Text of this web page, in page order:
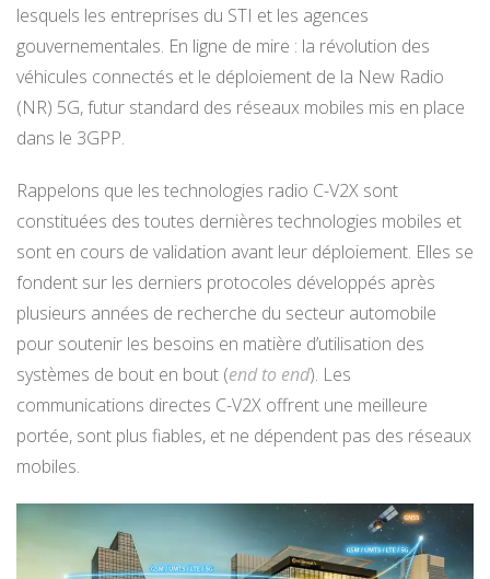
lesquels les entreprises du STI et les agences
gouvernementales. En ligne de mire : la révolution des
véhicules connectés et le déploiement de la New Radio
(NR) 5G, futur standard des réseaux mobiles mis en place
dans le 3GPP.
Rappelons que les technologies radio C-V2X sont
constituées des toutes dernières technologies mobiles et
sont en cours de validation avant leur déploiement. Elles se
fondent sur les derniers protocoles développés après
plusieurs années de recherche du secteur automobile
pour soutenir les besoins en matière d’utilisation des
systèmes de bout en bout (end to end). Les
communications directes C-V2X offrent une meilleure
portée, sont plus fiables, et ne dépendent pas des réseaux
mobiles.